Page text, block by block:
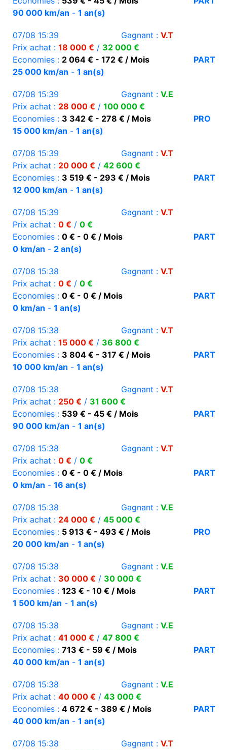
90 000 km/an - 1 an(s)
07/08 15:39 Gagnant : V.T
Prix achat : 18 000 € / 32 000 €
Economies : 2 064 € - 172 € / Mois
PART
25 000 km/an - 1 an(s)
07/08 15:39 Gagnant : V.E
Prix achat : 28 000 € / 100 000 €
Economies : 3 342 € - 278 € / Mois
PRO
15 000 km/an - 1 an(s)
07/08 15:39 Gagnant : V.T
Prix achat : 20 000 € / 42 600 €
Economies : 3 519 € - 293 € / Mois
PART
12 000 km/an - 1 an(s)
07/08 15:39 Gagnant : V.T
Prix achat : 0 € / 0 €
Economies : 0 € - 0 € / Mois
PART
0 km/an - 2 an(s)
07/08 15:38 Gagnant : V.T
Prix achat : 0 € / 0 €
Economies : 0 € - 0 € / Mois
PART
0 km/an - 1 an(s)
07/08 15:38 Gagnant : V.T
Prix achat : 15 000 € / 36 800 €
Economies : 3 804 € - 317 € / Mois
PART
10 000 km/an - 1 an(s)
07/08 15:38 Gagnant : V.T
Prix achat : 250 € / 31 600 €
Economies : 539 € - 45 € / Mois
PART
90 000 km/an - 1 an(s)
07/08 15:38 Gagnant : V.T
Prix achat : 0 € / 0 €
Economies : 0 € - 0 € / Mois
PART
0 km/an - 16 an(s)
07/08 15:38 Gagnant : V.E
Prix achat : 24 000 € / 45 000 €
Economies : 5 913 € - 493 € / Mois
PRO
20 000 km/an - 1 an(s)
07/08 15:38 Gagnant : V.E
Prix achat : 30 000 € / 30 000 €
Economies : 123 € - 10 € / Mois
PART
1 500 km/an - 1 an(s)
07/08 15:38 Gagnant : V.E
Prix achat : 41 000 € / 47 800 €
Economies : 713 € - 59 € / Mois
PART
40 000 km/an - 1 an(s)
07/08 15:38 Gagnant : V.E
Prix achat : 40 000 € / 43 000 €
Economies : 4 672 € - 389 € / Mois
PART
40 000 km/an - 1 an(s)
07/08 15:38 Gagnant : V.T